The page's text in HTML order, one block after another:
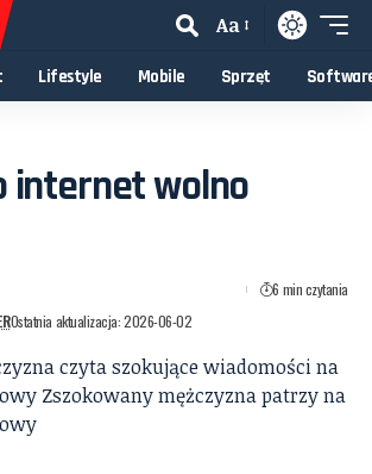
Aa
Lifestyle Mobile Sprzęt
internet wolno
Ostatnia aktualizacja: 2026-06-02
6 min czytania